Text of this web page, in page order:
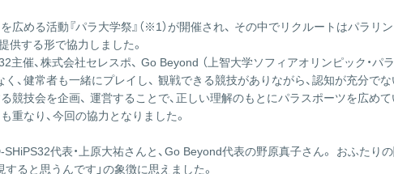
広める活動『パラ大学祭』（※1）が開催され、 その中でリクルートはパラ
供する形で協力しました。
主催、株式会社セレスポ、 Go Beyond （上智大学ソフィアオリンピック
、健常者も一緒にプレイし、 観戦できる競技がありながら、認知が充分で
競技会を企画、 運営することで、正しい理解のもとにパラスポーツを広め
重なり、今回の協力となりました。
SHiPS32代表・上原大祐さんと、Go Beyond代表の野原真子さん。 おふた
ると思うんです」の象徴に思えました。